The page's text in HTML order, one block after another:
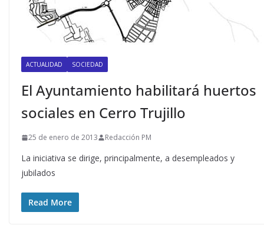
ACTUALIDAD SOCIEDAD
El Ayuntamiento habilitará huertos
sociales en Cerro Trujillo
25 de enero de 2013 Redacción PM
La iniciativa se dirige, principalmente, a desempleados y
jubilados
Read More